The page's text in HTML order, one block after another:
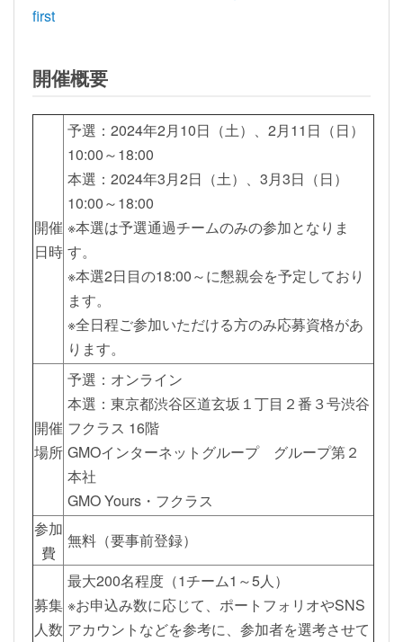
first
開催概要
開催
日時
予選：2024年2月10日（土）、2月11日（日）
10:00～18:00
本選：2024年3月2日（土）、3月3日（日）
10:00～18:00
※本選は予選通過チームのみの参加となりま
す。
※本選2日目の18:00～に懇親会を予定しており
ます。
※全日程ご参加いただける方のみ応募資格があ
ります。
開催
場所
予選：オンライン
本選：東京都渋谷区道玄坂１丁目２番３号渋谷
フクラス 16階
GMOインターネットグループ グループ第２
本社
GMO Yours・フクラス
参加
費
無料（要事前登録）
募集
人数
最大200名程度（1チーム1～5人）
※お申込み数に応じて、ポートフォリオやSNS
アカウントなどを参考に、参加者を選考させて